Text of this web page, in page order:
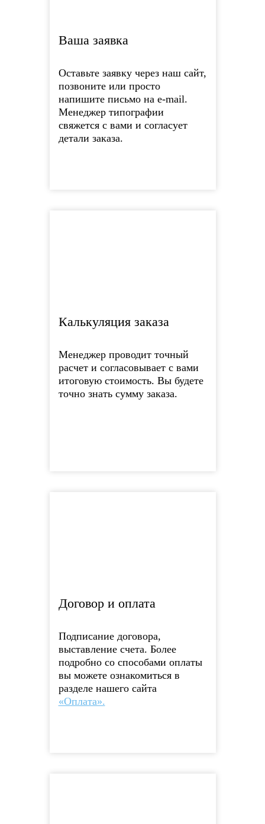
Ваша заявка
Оставьте заявку через наш сайт,
позвоните или просто
напишите письмо на e-mail.
Менеджер типографии
свяжется с вами и согласует
детали заказа.
Калькуляция заказа
Менеджер проводит точный
расчет и согласовывает с вами
итоговую стоимость. Вы будете
точно знать сумму заказа.
Договор и оплата
Подписание договора,
выставление счета. Более
подробно со способами оплаты
вы можете ознакомиться в
разделе нашего сайта
«Оплата».